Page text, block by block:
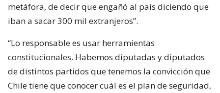
metáfora, de decir que engañó al país diciendo que
iban a sacar 300 mil extranjeros”.
“Lo responsable es usar herramientas
constitucionales. Habemos diputadas y diputados
de distintos partidos que tenemos la convicción que
Chile tiene que conocer cuál es el plan de seguridad,